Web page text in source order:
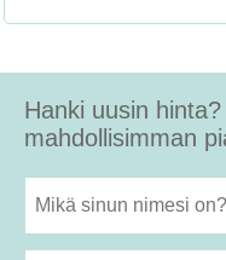
Hanki uusin
mahdollisimman